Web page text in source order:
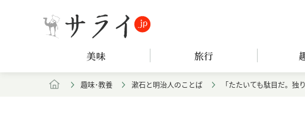
美味 旅行
趣味･教養 漱石と明治人のことば 「たたいても駄目だ。独